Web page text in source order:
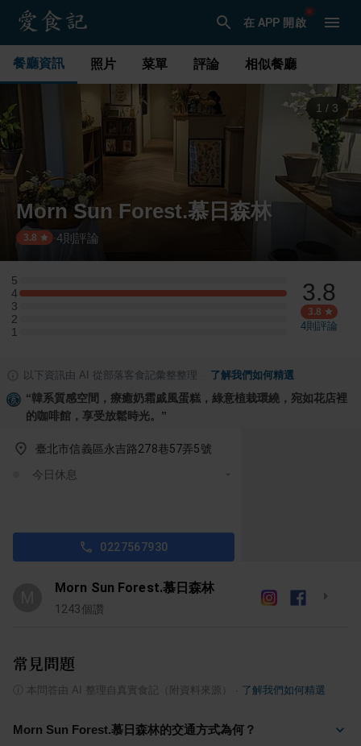
在 APP 開啟
餐廳資訊 照片 菜單 評論 相似餐廳
1 / 3
Morn Sun Forest.慕日森林
3.8 4則評論
5
5 星：0 則評論
4
4 星：3 則評論
3
3 星：0 則評論
2
2 星：0 則評論
1
1 星：0 則評論
3.8
3.8
4則評論
以下資訊由 AI 從部落客食記彙整整理 了解我們如何精選
“韓系質感空間，療癒奶霜戚風蛋糕，綠意植栽環繞，宛如花店裡
的咖啡館，享受放鬆時光。 ”
臺北市信義區永吉路278巷57弄5號
今日休息
0227567930
Morn Sun Forest.慕日森林
1243個讚
常見問題
本問答由 AI 整理自真實食記（附資料來源） 了解我們如何精選
Morn Sun Forest.慕日森林的交通方式為何？